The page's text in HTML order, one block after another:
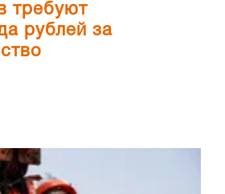
требуют
рублей за